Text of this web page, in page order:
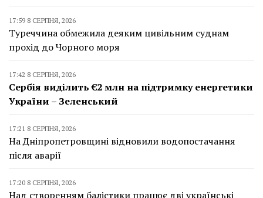
17:59 8 СЕРПНЯ, 2026
Туреччина обмежила деяким цивільним суднам
прохід до Чорного моря
17:42 8 СЕРПНЯ, 2026
Сербія виділить €2 млн на підтримку енергетики
України – Зеленський
17:21 8 СЕРПНЯ, 2026
На Дніпропетровщині відновили водопостачання
після аварії
17:20 8 СЕРПНЯ, 2026
Над створенням балістики працює дві українські